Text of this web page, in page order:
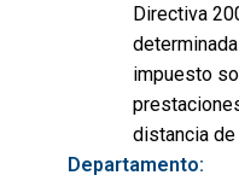
Directiva
impuesto
distancia
Departamento: